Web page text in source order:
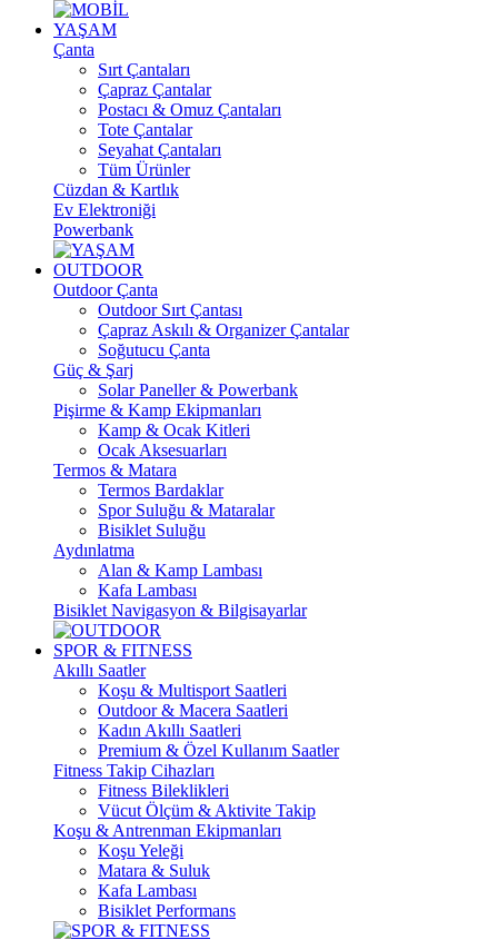
YAŞAM
Çanta
Sırt Çantaları
Çapraz Çantalar
Postacı & Omuz Çantaları
Tote Çantalar
Seyahat Çantaları
Tüm Ürünler
Cüzdan & Kartlık
Ev Elektroniği
Powerbank
OUTDOOR
Outdoor Çanta
Outdoor Sırt Çantası
Çapraz Askılı & Organizer Çantalar
Soğutucu Çanta
Güç & Şarj
Solar Paneller & Powerbank
Pişirme & Kamp Ekipmanları
Kamp & Ocak Kitleri
Ocak Aksesuarları
Termos & Matara
Termos Bardaklar
Spor Suluğu & Mataralar
Bisiklet Suluğu
Aydınlatma
Alan & Kamp Lambası
Kafa Lambası
Bisiklet Navigasyon & Bilgisayarlar
SPOR & FITNESS
Akıllı Saatler
Koşu & Multisport Saatleri
Outdoor & Macera Saatleri
Kadın Akıllı Saatleri
Premium & Özel Kullanım Saatler
Fitness Takip Cihazları
Fitness Bileklikleri
Vücut Ölçüm & Aktivite Takip
Koşu & Antrenman Ekipmanları
Koşu Yeleği
Matara & Suluk
Kafa Lambası
Bisiklet Performans